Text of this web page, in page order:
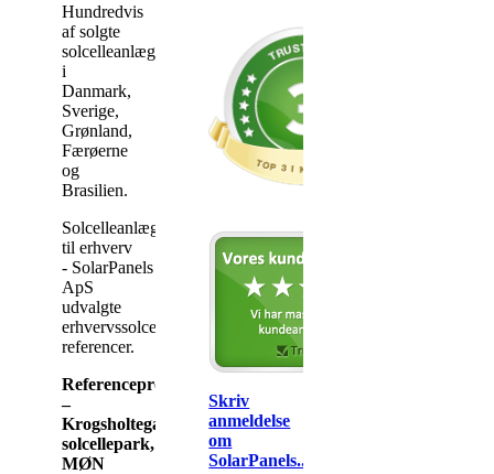
Hundredvis
af solgte
solcelleanlæg
i
Danmark,
Sverige,
Grønland,
Færøerne
og
Brasilien.
Solcelleanlæg
til erhverv
- SolarPanels
ApS
udvalgte
erhvervssolcelleanlæg
referencer.
Referenceprojekt
–
Krogsholtegaard
solcellepark,
MØN
Skriv
anmeldelse
om
SolarPanels...